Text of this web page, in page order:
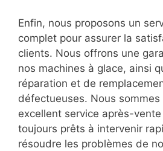
Enfin, nous proposons un
complet pour assurer la
clients. Nous offrons une
nos machines à glace, ainsi
réparation et de
défectueuses. Nous
excellent service après-
toujours prêts à intervenir
résoudre les problèmes de